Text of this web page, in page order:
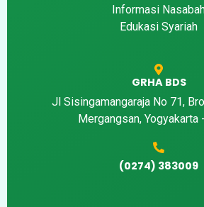
Informasi
Edukasi Syariah
GRHA BDS
Jl Sisingamangaraja No 71,
Mergangsan, Yogyakarta
(0274) 383009